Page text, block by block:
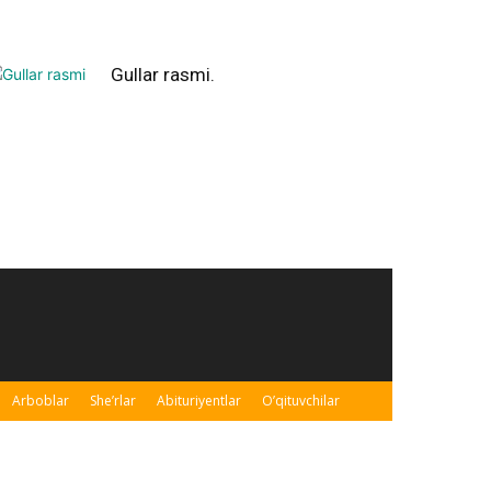
Gullar rasmi.
Arboblar She’rlar Abituriyentlar O’qituvchilar